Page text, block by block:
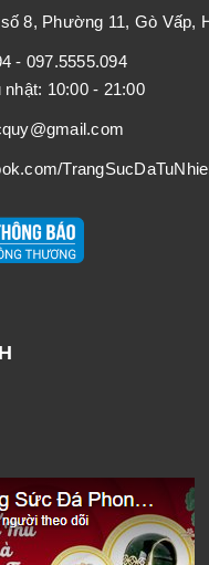
8, Phường 11, Gò Vấp,
- 097.5555.094
10:00 - 21:00